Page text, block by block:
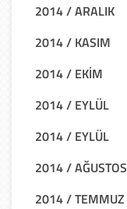
2014 / ARALIK
2014 / KASIM
2014 / EKİM
2014 / EYLÜL
2014 / EYLÜL
2014 / AĞUSTOS
2014 / TEMMUZ